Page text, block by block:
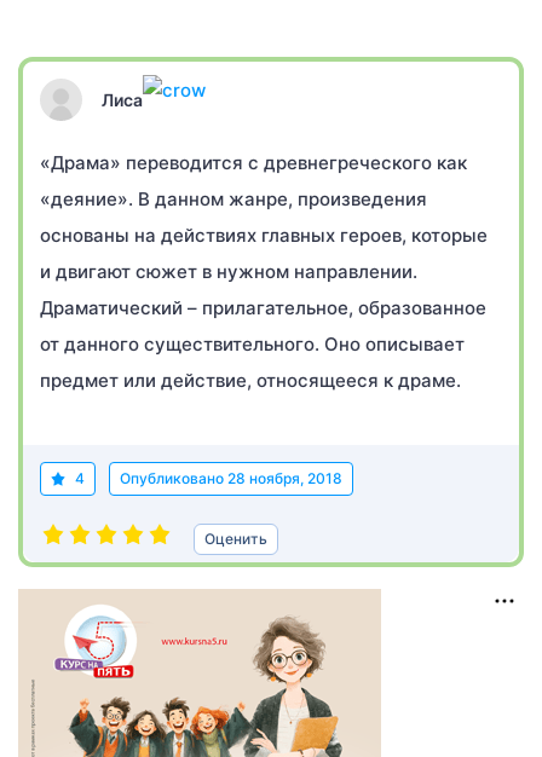
Лиса
«Драма» переводится с древнегреческого как
«деяние». В данном жанре, произведения
основаны на действиях главных героев, которые
и двигают сюжет в нужном направлении.
Драматический – прилагательное, образованное
от данного существительного. Оно описывает
предмет или действие, относящееся к драме.
4 Опубликовано 28 ноября, 2018
Оценить